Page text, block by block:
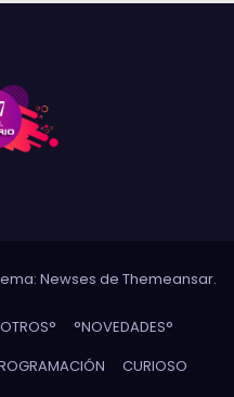
Newses de Themeansar.
°NOVEDADES°
CURIOSO